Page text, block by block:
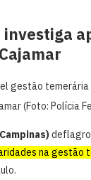
investiga
gestão temerária
(Foto: Polícia
na gestão